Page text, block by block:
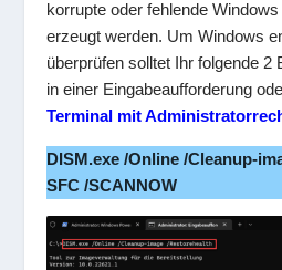
korrupte oder fehlende
erzeugt werden. Um Windows
überprüfen solltet Ihr folgende 2
in einer Eingabeaufforderung
Terminal mit
DISM.exe /Online /Cleanup-
SFC /SCANNOW